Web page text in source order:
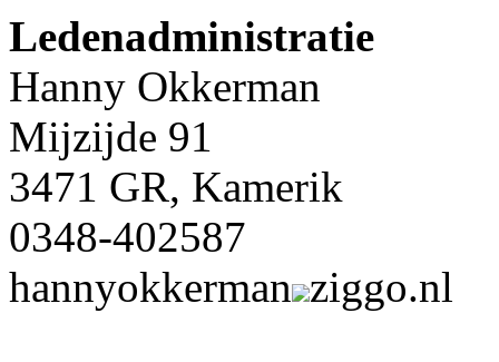
Ledenadministratie
Hanny Okkerman
Mijzijde 91
3471 GR, Kamerik
0348-402587
hannyokkerman ziggo.nl